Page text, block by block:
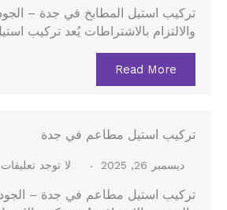
تركيب استيل المطابخ في جدة –
والالتزام بالاشتراطات يُعد تركيب
Read More
تركيب استيل مطاعم في جدة
ديسمبر 26, 2025 لا توجد تعليقات
تركيب استيل مطاعم في جدة –